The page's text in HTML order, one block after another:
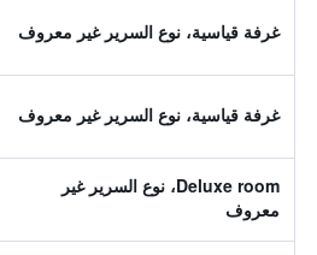
غرفة قياسية، نوع السرير غير معروف
غرفة قياسية، نوع السرير غير معروف
Deluxe room، نوع السرير غير
معروف